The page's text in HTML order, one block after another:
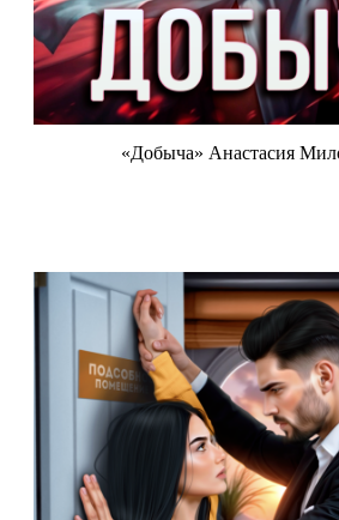
«Добыча» Анастасия